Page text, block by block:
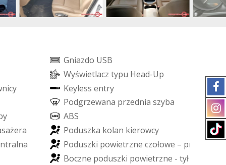
Gniazdo USB
Wyświetlacz typu Head-Up
nicy Keyless entry
Podgrzewana przednia szyba
y ABS
sażera Poduszka kolan kierowcy
ntralna Poduszki powietrzne czołowe – pr
Boczne poduszki powietrzne - tył